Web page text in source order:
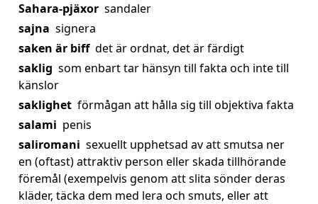
Sahara-pjäxor sandaler
sajna signera
saken är biff det är ordnat, det är färdigt
saklig som enbart tar hänsyn till fakta och inte till
känslor
saklighet förmågan att hålla sig till objektiva fakta
salami penis
saliromani sexuellt upphetsad av att smutsa ner
en (oftast) attraktiv person eller skada tillhörande
föremål (exempelvis genom att slita sönder deras
kläder, täcka dem med lera och smuts, eller att